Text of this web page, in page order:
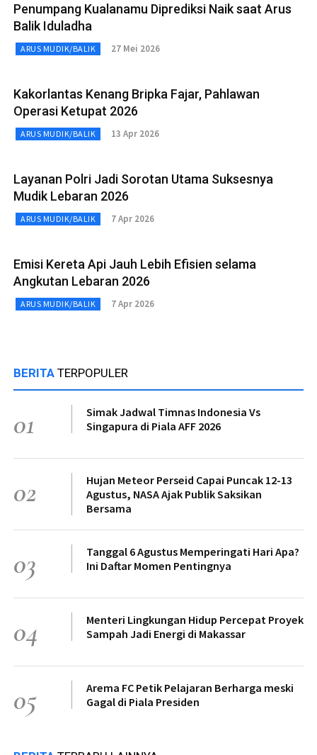
Penumpang Kualanamu Diprediksi Naik saat Arus
Balik Iduladha
ARUS MUDIK/BALIK 27 Mei 2026
Kakorlantas Kenang Bripka Fajar, Pahlawan
Operasi Ketupat 2026
ARUS MUDIK/BALIK 13 Apr 2026
Layanan Polri Jadi Sorotan Utama Suksesnya
Mudik Lebaran 2026
ARUS MUDIK/BALIK 7 Apr 2026
Emisi Kereta Api Jauh Lebih Efisien selama
Angkutan Lebaran 2026
ARUS MUDIK/BALIK 7 Apr 2026
BERITA TERPOPULER
01
Simak Jadwal Timnas Indonesia Vs
Singapura di Piala AFF 2026
02
Hujan Meteor Perseid Capai Puncak 12-13
Agustus, NASA Ajak Publik Saksikan
Bersama
03
Tanggal 6 Agustus Memperingati Hari Apa?
Ini Daftar Momen Pentingnya
04
Menteri Lingkungan Hidup Percepat Proyek
Sampah Jadi Energi di Makassar
05
Arema FC Petik Pelajaran Berharga meski
Gagal di Piala Presiden